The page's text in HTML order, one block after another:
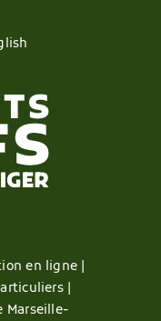
en ligne |
|
Marseille-